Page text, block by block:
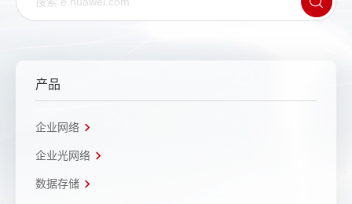
产品
企业网络
企业光网络
数据存储